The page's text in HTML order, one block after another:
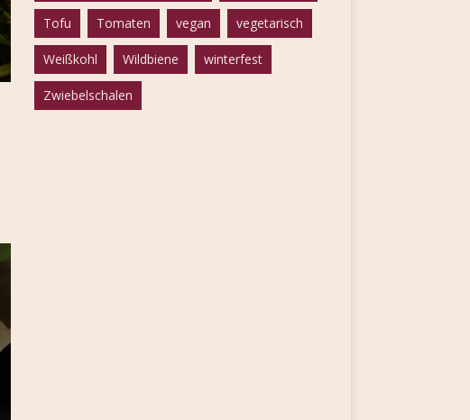
Tofu Tomaten vegan vegetarisch
Weißkohl Wildbiene winterfest
Zwiebelschalen